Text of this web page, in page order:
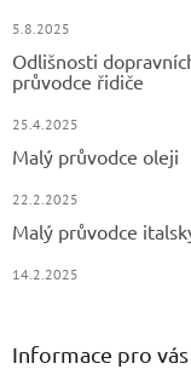
5.8.2025
Odlišnosti
průvodce řidiče
25.4.2025
Malý průvodce oleji
22.2.2025
Malý průvodce
14.2.2025
Informace pro vás